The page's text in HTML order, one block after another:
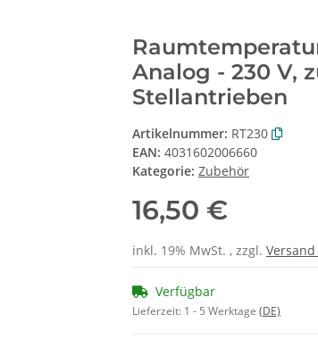
Analog - 230 V,
Stellantrieben
Artikelnummer: RT230
EAN: 4031602006660
Kategorie: Zubehör
16,50 €
inkl. 19% MwSt. , zzgl. Versand
Verfügbar
Lieferzeit: 1 - 5 Werktage (DE)